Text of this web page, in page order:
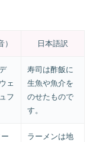
日本語訳
ェ
フ
寿司は酢飯に
生魚や魚介を
のせたもので
す。
ラーメンは地